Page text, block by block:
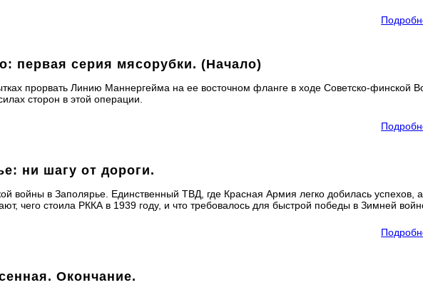
первая серия мясорубки. (Начало)
прорвать Линию Маннергейма на ее восточном фланге в ходе Советско-финской
сторон в этой операции.
ни шагу от дороги.
войны в Заполярье. Единственный ТВД, где Красная Армия легко добилась успехов, а
чего стоила РККА в 1939 году, и что требовалось для быстрой победы в Зимней
Окончание.